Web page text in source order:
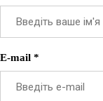
E-mail *